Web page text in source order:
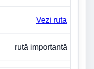
Vezi ruta
rută importantă